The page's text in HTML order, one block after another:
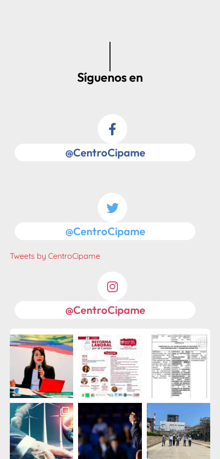
Síguenos en
@CentroCipame
@CentroCipame
Tweets by CentroCipame
@CentroCipame